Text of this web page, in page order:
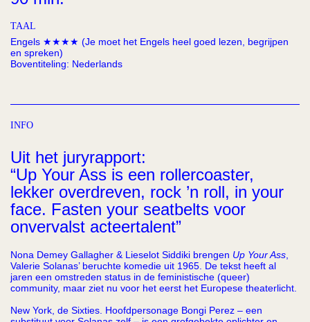
TAAL
Engels ★★★★ (Je moet het Engels heel goed lezen, begrijpen
en spreken)
Boventiteling: Nederlands
INFO
Uit het juryrapport:
“Up Your Ass is een rollercoaster,
lekker overdreven, rock ’n roll, in your
face. Fasten your seatbelts voor
onvervalst acteertalent”
Nona Demey Gallagher & Lieselot Siddiki brengen Up Your Ass
Valerie Solanas’ beruchte komedie uit 1965. De tekst heeft al
jaren een omstreden status in de feministische (queer)
community, maar ziet nu voor het eerst het Europese theaterlicht.
New York, de Sixties. Hoofdpersonage Bongi Perez – een